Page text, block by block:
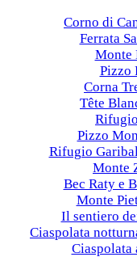
Corno di
Ferrata
Monte
Pizzo
Corna
Tête
Pizzo
Rifugio
Monte
Bec Raty e
Monte
Il sentiero
Ciaspolata
Ciaspolata